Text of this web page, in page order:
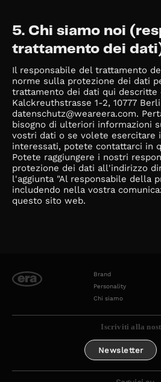
5. Chi siamo noi
trattamento dei
Il responsabile del trattamento
norme sulla protezione dei dati
trattamento dei dati qui descritte
Kalckreuthstrasse 1-2, 10777
datenschutz@weareera.com.
bisogno di ulteriori informazioni
vostri dati o se volete esercitare
interessati, potete contattarci in
Potete raggiungere i nostri
protezione dei dati all'indirizzo
l'aggiunta "Al responsabile della
includendo nella vostra
questo sito web.
Brand
Personality
Chi siamo
Iscriviti alla
Newsletter